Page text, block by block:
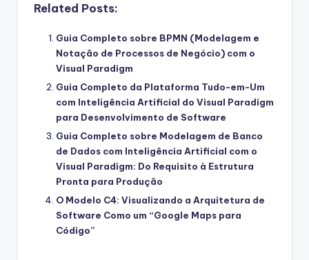
Related Posts:
Guia Completo sobre BPMN (Modelagem e
Notação de Processos de Negócio) com o
Visual Paradigm
Guia Completo da Plataforma Tudo-em-Um
com Inteligência Artificial do Visual Paradigm
para Desenvolvimento de Software
Guia Completo sobre Modelagem de Banco
de Dados com Inteligência Artificial com o
Visual Paradigm: Do Requisito à Estrutura
Pronta para Produção
O Modelo C4: Visualizando a Arquitetura de
Software Como um “Google Maps para
Código”